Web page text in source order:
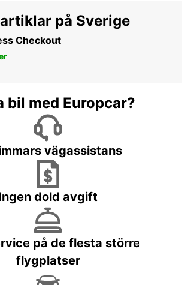
på Sverige
Checkout
bil med Europcar?
vägassistans
dold avgift
på de flesta större
flygplatser